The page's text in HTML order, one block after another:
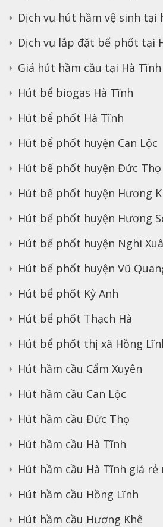
Dịch vụ hút hầm vệ sinh tại
Dịch vụ lắp đặt bể phốt tại
Giá hút hầm cầu tại Hà Tĩnh
Hút bể biogas Hà Tĩnh
Hút bể phốt Hà Tĩnh
Hút bể phốt huyện Can Lộc
Hút bể phốt huyện Đức Thọ
Hút bể phốt huyện Hương
Hút bể phốt huyện Hương
Hút bể phốt huyện Nghi
Hút bể phốt huyện Vũ
Hút bể phốt Kỳ Anh
Hút bể phốt Thạch Hà
Hút bể phốt thị xã Hồng
Hút hầm cầu Cẩm Xuyên
Hút hầm cầu Can Lộc
Hút hầm cầu Đức Thọ
Hút hầm cầu Hà Tĩnh
Hút hầm cầu Hà Tĩnh giá rẻ
Hút hầm cầu Hồng Lĩnh
Hút hầm cầu Hương Khê